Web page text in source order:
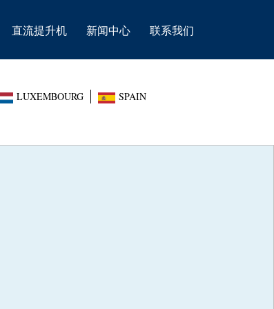
直流提升机 新闻中心 联系我们
SPAIN
LUXEMBOURG